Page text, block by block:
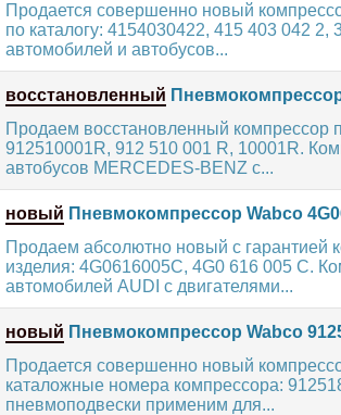
Продается совершенно новый
по каталогу: 4154030422, 415 403 042
автомобилей и автобусов...
восстановленный
Продаем восстановленный компрессор
912510001R, 912 510 001 R, 10001R.
автобусов MERCEDES-BENZ с...
новый Пневмокомпрессор Wabco
Продаем абсолютно новый с гарантией
изделия: 4G0616005C, 4G0 616 005 C.
автомобилей AUDI с двигателями...
новый Пневмокомпрессор Wabco
Продается совершенно новый
каталожные номера компрессора:
пневмоподвески применим для...